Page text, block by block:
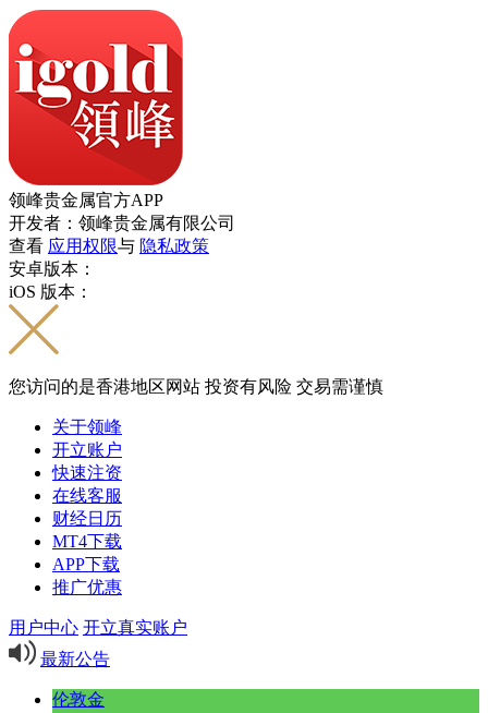
领峰贵金属官方APP
开发者：领峰贵金属有限公司
查看 应用权限与 隐私政策
安卓版本：
iOS 版本：
您访问的是香港地区网站 投资有风险 交易需谨慎
关于领峰
开立账户
快速注资
在线客服
财经日历
MT4下载
APP下载
推广优惠
用户中心 开立真实账户
最新公告
伦敦金